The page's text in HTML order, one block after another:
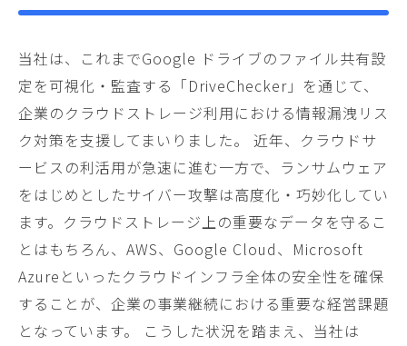
当社は、これまでGoogle ドライブのファイル共有設
定を可視化・監査する「DriveChecker」を通じて、
企業のクラウドストレージ利用における情報漏洩リス
ク対策を支援してまいりました。 近年、クラウドサ
ービスの利活用が急速に進む一方で、ランサムウェア
をはじめとしたサイバー攻撃は高度化・巧妙化してい
ます。クラウドストレージ上の重要なデータを守るこ
とはもちろん、AWS、Google Cloud、Microsoft
Azureといったクラウドインフラ全体の安全性を確保
することが、企業の事業継続における重要な経営課題
となっています。 こうした状況を踏まえ、当社は